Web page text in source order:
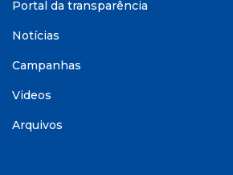
Portal da transparência
Notícias
Campanhas
Videos
Arquivos